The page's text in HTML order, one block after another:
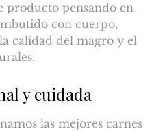
producto pensando en
con cuerpo,
calidad del magro y el
y cuidada
las mejores carnes